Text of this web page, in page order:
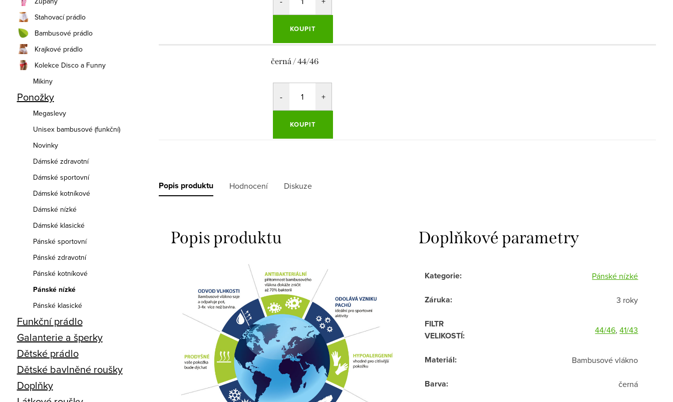
Stahovací prádlo
Bambusové prádlo
Krajkové prádlo
Kolekce Disco a Funny
Mikiny
Ponožky
Megaslevy
Unisex bambusové (funkční)
Novinky
Dámské zdravotní
Dámské sportovní
Dámské kotníkové
Dámské nízké
Dámské klasické
Pánské sportovní
Pánské zdravotní
Pánské kotníkové
Pánské nízké
Pánské klasické
Funkční prádlo
Galanterie a šperky
Dětské prádlo
Dětské bavlněné roušky
Doplňky
KOUPIT
černá / 44/46
KOUPIT
Popis produktu Hodnocení Diskuze
Popis produktu Doplňkové parametry
Kategorie: Pánské nízké
Záruka: 3 roky
FILTR
VELIKOSTÍ: 44/46,41/43
Materiál: Bambusové vlákno
Barva: černá